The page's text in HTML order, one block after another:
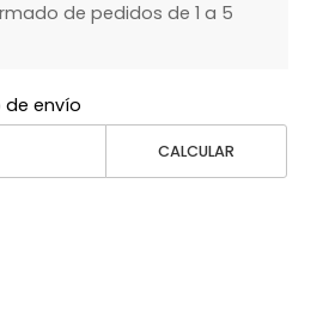
de pedidos de 1 a 5
envío
CALCULAR